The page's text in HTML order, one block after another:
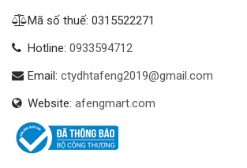
Mã số thuế: 0315522271
Hotline: 0933594712
Email: ctydhtafeng2019@gmail.com
Website: afengmart.com